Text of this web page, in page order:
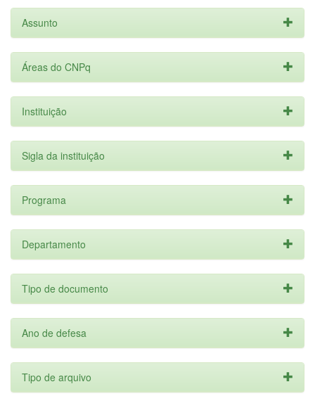
Assunto
Áreas do CNPq
Instituição
Sigla da instituição
Programa
Departamento
Tipo de documento
Ano de defesa
Tipo de arquivo